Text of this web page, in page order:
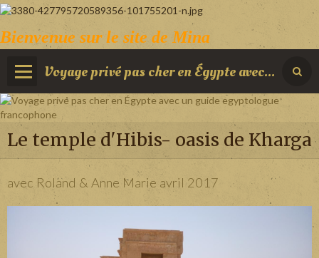
Bienvenue sur le site de Mina
Voyage privé pas cher en Égypte avec un guide egyptologue francophone
Le temple d'Hibis- oasis de Kharga
avec Roland & Anne Marie avril 2017